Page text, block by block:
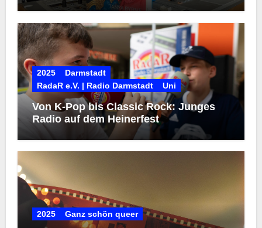
2025
Darmstadt
RadaR e.V. | Radio Darmstadt
Uni
Von K-Pop bis Classic Rock: Junges
Radio auf dem Heinerfest
2025 Ganz schön queer